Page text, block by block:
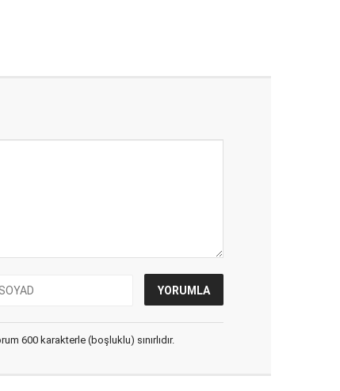
600 karakterle (boşluklu) sınırlıdır.